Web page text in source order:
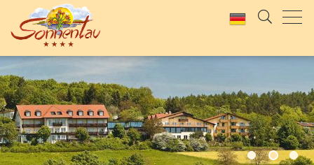
Jetzt anfragen & buchen
UNSER KLASSIKER
SOMMERLAUNE
2 Tage Rhöner Kulinarik, Wellness und Bewegung
Jetzt anfragen & buchen